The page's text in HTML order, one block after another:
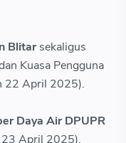
Blitar sekaligus
Kuasa Pengguna
22 April 2025).
Daya Air DPUPR
23 April 2025).